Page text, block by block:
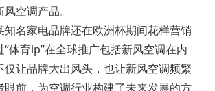
空调产品。
知名家电品牌还在欧洲杯期间花样营销
“体育ip”在全球推广包括新风空调在内
仅让品牌大出风头，也让新风空调频繁
眼前，为空调行业构建了未来发展的方